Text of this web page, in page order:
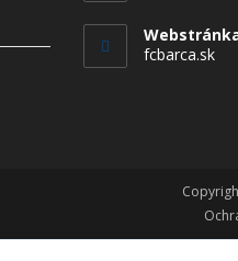
fcbarca.sk